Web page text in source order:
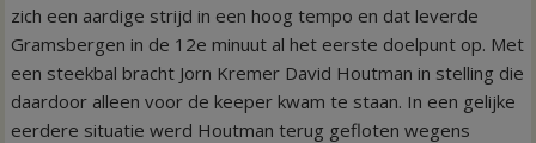
zich een aardige strijd in een hoog tempo en dat leverde
Gramsbergen in de 12e minuut al het eerste doelpunt op. Met
een steekbal bracht Jorn Kremer David Houtman in stelling die
daardoor alleen voor de keeper kwam te staan. In een gelijke
eerdere situatie werd Houtman terug gefloten wegens